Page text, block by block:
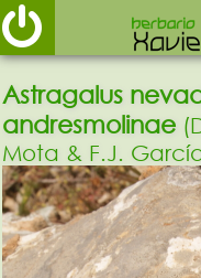
Astragalus
andresmolinae
Mota & F.J.